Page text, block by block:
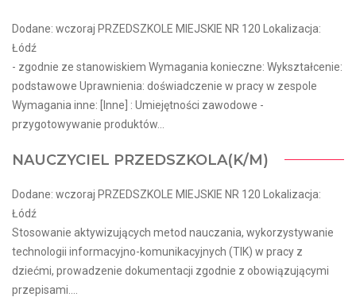
Dodane: wczoraj PRZEDSZKOLE MIEJSKIE NR 120 Lokalizacja:
Łódź
- zgodnie ze stanowiskiem Wymagania konieczne: Wykształcenie:
podstawowe Uprawnienia: doświadczenie w pracy w zespole
Wymagania inne: [Inne] : Umiejętności zawodowe -
przygotowywanie produktów...
NAUCZYCIEL PRZEDSZKOLA(K/M)
Dodane: wczoraj PRZEDSZKOLE MIEJSKIE NR 120 Lokalizacja:
Łódź
Stosowanie aktywizujących metod nauczania, wykorzystywanie
technologii informacyjno-komunikacyjnych (TIK) w pracy z
dziećmi, prowadzenie dokumentacji zgodnie z obowiązującymi
przepisami....